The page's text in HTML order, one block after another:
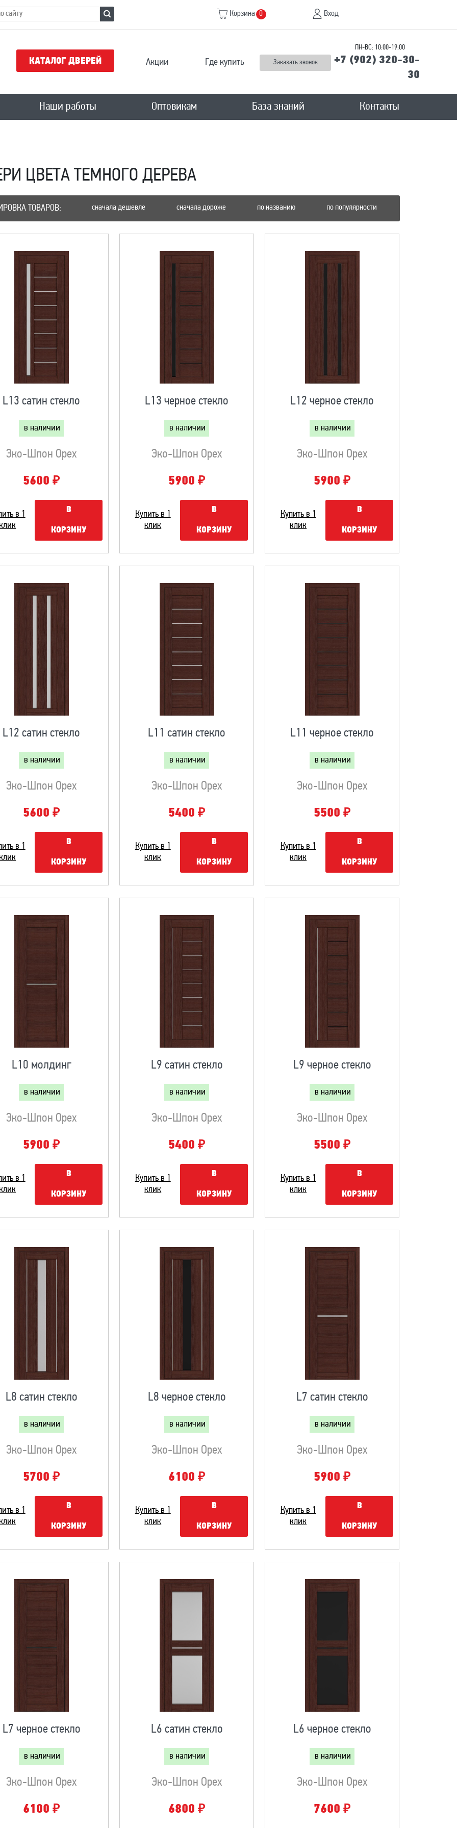
Корзина 0 Вход
КАТАЛОГ ДВЕРЕЙ Акции Где купить Заказать звонок
ПН-ВС: 10:00-19:00
+7 (902) 320-30-
30
Наши работы Оптовикам База знаний Контакты
ЦВЕТА ТЕМНОГО ДЕРЕВА
ТОВАРОВ: сначала дешевле сначала дороже по названию по популярности
L13 сатин стекло
в наличии
Эко-Шпон Орех
5600₽
в 1
В
КОРЗИНУ
L13 черное стекло
в наличии
Эко-Шпон Орех
5900₽
Купить в 1
клик
В
КОРЗИНУ
L12 черное стекло
в наличии
Эко-Шпон Орех
5900₽
Купить в 1
клик
В
КОРЗИНУ
L12 сатин стекло
в наличии
Эко-Шпон Орех
5600₽
в 1
В
КОРЗИНУ
L11 сатин стекло
в наличии
Эко-Шпон Орех
5400₽
Купить в 1
клик
В
КОРЗИНУ
L11 черное стекло
в наличии
Эко-Шпон Орех
5500₽
Купить в 1
клик
В
КОРЗИНУ
L10 молдинг
в наличии
Эко-Шпон Орех
5900₽
в 1
В
КОРЗИНУ
L9 сатин стекло
в наличии
Эко-Шпон Орех
5400₽
Купить в 1
клик
В
КОРЗИНУ
L9 черное стекло
в наличии
Эко-Шпон Орех
5500₽
Купить в 1
клик
В
КОРЗИНУ
L8 сатин стекло
в наличии
Эко-Шпон Орех
5700₽
в 1
В
КОРЗИНУ
L8 черное стекло
в наличии
Эко-Шпон Орех
6100₽
Купить в 1
клик
В
КОРЗИНУ
L7 сатин стекло
в наличии
Эко-Шпон Орех
5900₽
Купить в 1
клик
В
КОРЗИНУ
L7 черное стекло
в наличии
Эко-Шпон Орех
6100₽
L6 сатин стекло
в наличии
Эко-Шпон Орех
6800₽
L6 черное стекло
в наличии
Эко-Шпон Орех
7600₽